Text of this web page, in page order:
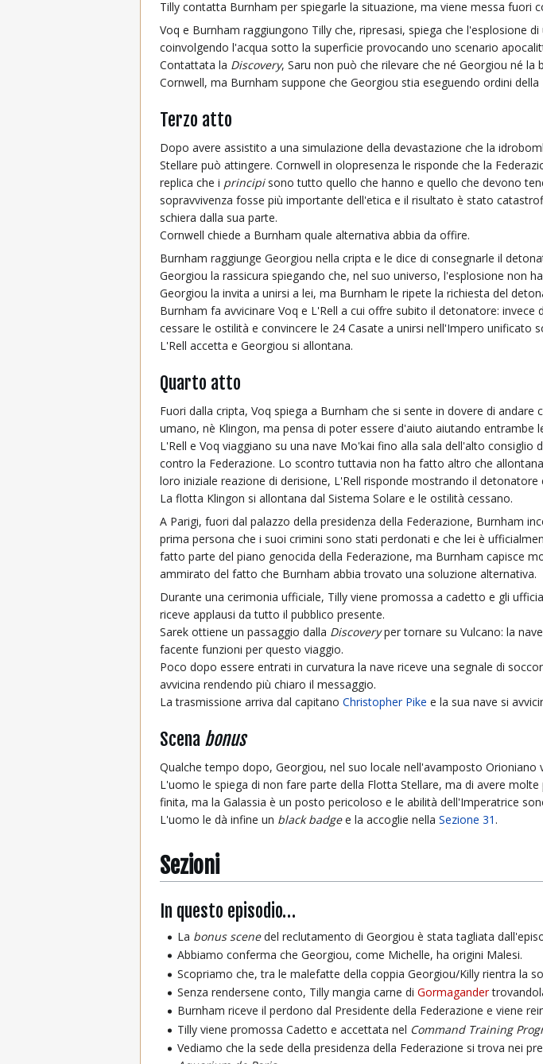
Tilly contatta Burnham per spiegarle la situazione, ma viene messa fuori
Voq e Burnham raggiungono Tilly che, ripresasi, spiega che l'esplosione
coinvolgendo l'acqua sotto la superficie provocando uno scenario
Contattata la Discovery, Saru non può che rilevare che né Georgiou né
Cornwell, ma Burnham suppone che Georgiou stia eseguendo ordini della
Terzo atto
Dopo avere assistito a una simulazione della devastazione che la
Stellare può attingere. Cornwell in olopresenza le risponde che la
replica che i principisono tutto quello che hanno e quello che devono
sopravvivenza fosse più importante dell'etica e il risultato è stato
schiera dalla sua parte.
Cornwell chiede a Burnham quale alternativa abbia da offire.
Burnham raggiunge Georgiou nella cripta e le dice di consegnarle il
Georgiou la rassicura spiegando che, nel suo universo, l'esplosione non
Georgiou la invita a unirsi a lei, ma Burnham le ripete la richiesta del
Burnham fa avvicinare Voq e L'Rell a cui offre subito il detonatore:
cessare le ostilità e convincere le 24 Casate a unirsi nell'Impero unificato
L'Rell accetta e Georgiou si allontana.
Quarto atto
Fuori dalla cripta, Voq spiega a Burnham che si sente in dovere di
umano, nè Klingon, ma pensa di poter essere d'aiuto aiutando entrambe
L'Rell e Voq viaggiano su una nave Mo'kai fino alla sala dell'alto consiglio
contro la Federazione. Lo scontro tuttavia non ha fatto altro che
loro iniziale reazione di derisione, L'Rell risponde mostrando il
La flotta Klingon si allontana dal Sistema Solare e le ostilità cessano.
A Parigi, fuori dal palazzo della presidenza della Federazione, Burnham
prima persona che i suoi crimini sono stati perdonati e che lei è
fatto parte del piano genocida della Federazione, ma Burnham capisce
ammirato del fatto che Burnham abbia trovato una soluzione alternativa.
Durante una cerimonia ufficiale, Tilly viene promossa a cadetto e gli
riceve applausi da tutto il pubblico presente.
Sarek ottiene un passaggio dalla Discoveryper tornare su Vulcano: la
facente funzioni per questo viaggio.
Poco dopo essere entrati in curvatura la nave riceve una segnale di
avvicina rendendo più chiaro il messaggio.
La trasmissione arriva dal capitano Christopher Pike e la sua nave si
Scena bonus
Qualche tempo dopo, Georgiou, nel suo locale nell'avamposto Orioniano
L'uomo le spiega di non fare parte della Flotta Stellare, ma di avere
finita, ma la Galassia è un posto pericoloso e le abilità dell'Imperatrice
L'uomo le dà infine un black badgee la accoglie nella Sezione 31 .
Sezioni
In questo episodio…
La bonus scenedel reclutamento di Georgiou è stata tagliata
Abbiamo conferma che Georgiou, come Michelle, ha origini Malesi.
Scopriamo che, tra le malefatte della coppia Georgiou/Killy rientra la
Senza rendersene conto, Tilly mangia carne diGormagander
Burnham riceve il perdono dal Presidente della Federazione e viene
Tilly viene promossa Cadetto e accettata nel Command Training
Vediamo che la sede della presidenza della Federazione si trova nei